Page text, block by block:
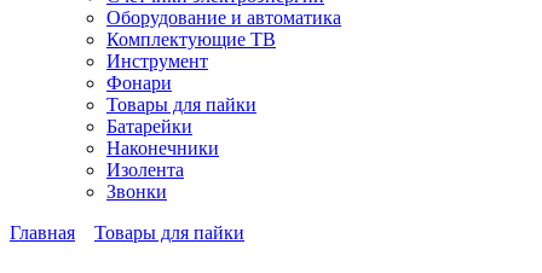
Оборудование и автоматика
Комплектующие ТВ
Инструмент
Фонари
Товары для пайки
Батарейки
Наконечники
Изолента
Звонки
Главная
Товары для пайки